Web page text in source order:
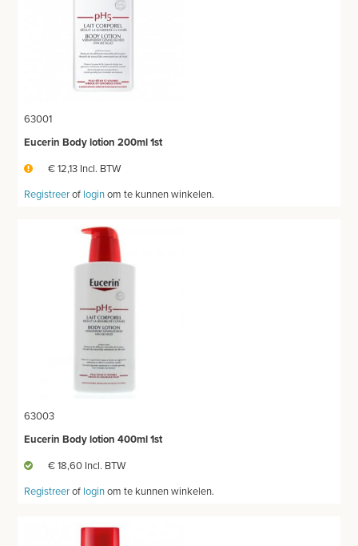
63001
Eucerin Body lotion 200ml 1st
€ 12,13 Incl. BTW
Registreerof loginom te kunnen winkelen.
63003
Eucerin Body lotion 400ml 1st
€ 18,60 Incl. BTW
Registreerof loginom te kunnen winkelen.